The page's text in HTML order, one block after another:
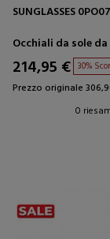
SUNGLASSES
Occhiali da sole
214,95 € 30%
Prezzo originale
0